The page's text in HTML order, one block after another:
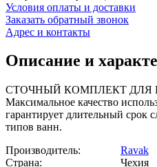
Условия оплаты и доставки
Заказать обратный звонок
Адрес и контакты
Описание и
СТОЧНЫЙ КОМПЛЕКТ ДЛЯ
Максимальное качество
гарантирует длительный срок
типов ванн.
Производитель:
Ravak
Страна:
Чехия